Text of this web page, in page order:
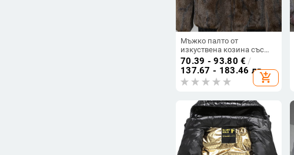
Мъжко палто от
изкуствена козина със
средна дължина,
флорален принт, яка с
обръщане надолу, цип,
свободна кройка
70.39 - 93.80 € /
137.67 - 183.46 лв
add_shopping_cart